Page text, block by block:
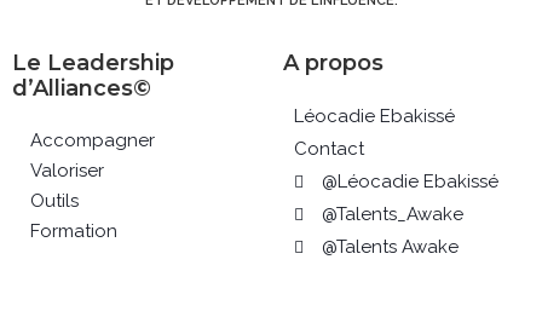
Le Leadership
d’Alliances©
Accompagner
Valoriser
Outils
Formation
A propos
Léocadie Ebakissé
Contact
@Léocadie Ebakissé
@Talents_Awake
@Talents Awake